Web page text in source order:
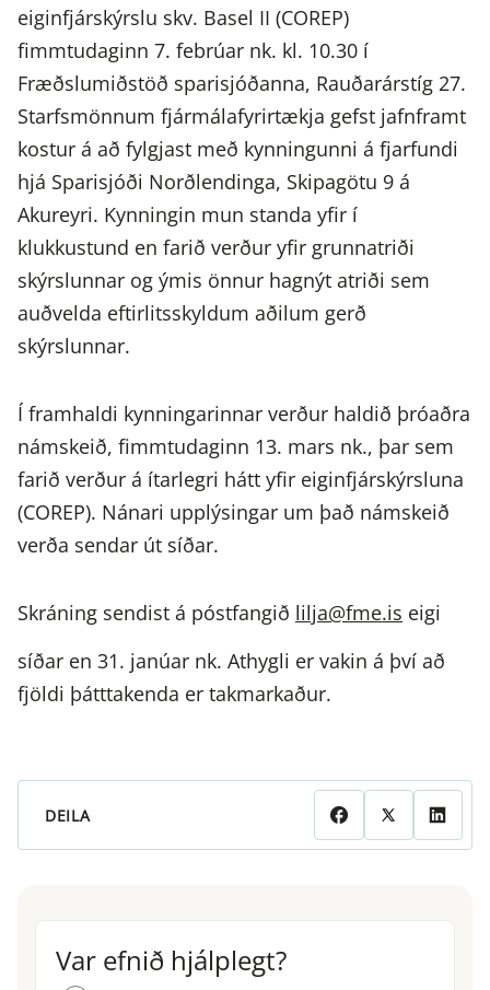
eiginfjárskýrslu skv. Basel II (COREP)
fimmtudaginn 7. febrúar nk. kl. 10.30 í
Fræðslumiðstöð sparisjóðanna, Rauðarárstíg 27.
Starfsmönnum fjármálafyrirtækja gefst jafnframt
kostur á að fylgjast með kynningunni á fjarfundi
hjá Sparisjóði Norðlendinga, Skipagötu 9 á
Akureyri. Kynningin mun standa yfir í
klukkustund en farið verður yfir grunnatriði
skýrslunnar og ýmis önnur hagnýt atriði sem
auðvelda eftirlitsskyldum aðilum gerð
skýrslunnar.
Í framhaldi kynningarinnar verður haldið þróaðra
námskeið, fimmtudaginn 13. mars nk., þar sem
farið verður á ítarlegri hátt yfir eiginfjárskýrsluna
(COREP). Nánari upplýsingar um það námskeið
verða sendar út síðar.
Skráning sendist á póstfangið lilja@fme.is eigi
síðar en 31. janúar nk. Athygli er vakin á því að
fjöldi þátttakenda er takmarkaður.
DEILA
Var efnið hjálplegt?
Var efnið hjálplegt?